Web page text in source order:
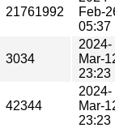
21761992
Feb-
05:37
3034
2024-
Mar-
23:23
42344
2024-
Mar-
23:23